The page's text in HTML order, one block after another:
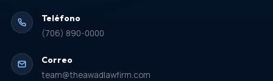
Teléfono
(706) 890-0000
Correo
team@theawadlawfirm.com